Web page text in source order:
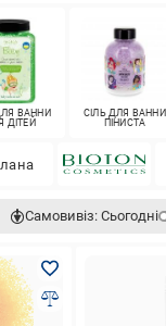
ВАННИ
ДІТЕЙ
СІЛЬ ДЛЯ ВАННИ
ПІНИСТА
Самовивіз: Сьогодні